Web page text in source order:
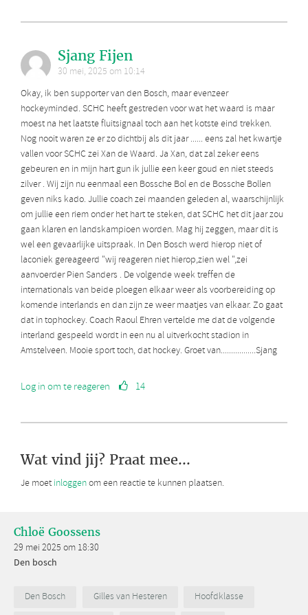
Sjang Fijen
30 mei, 2025 om 10:14
Okay, ik ben supporter van den Bosch, maar evenzeer
hockeyminded. SCHC heeft gestreden voor wat het waard is maar
moest na het laatste fluitsignaal toch aan het kotste eind trekken.
Nog nooit waren ze er zo dichtbij als dit jaar ...... eens zal het kwartje
vallen voor SCHC zei Xan de Waard. Ja Xan, dat zal zeker eens
gebeuren en in mijn hart gun ik jullie een keer goud en niet steeds
zilver . Wij zijn nu eenmaal een Bossche Bol en de Bossche Bollen
geven niks kado. Jullie coach zei maanden geleden al, waarschijnlijk
om jullie een riem onder het hart te steken, dat SCHC het dit jaar zou
gaan klaren en landskampioen worden. Mag hij zeggen, maar dit is
wel een gevaarlijke uitspraak. In Den Bosch werd hierop niet of
laconiek gereageerd "wij reageren niet hierop,zien wel ",zei
aanvoerder Pien Sanders . De volgende week treffen de
internationals van beide ploegen elkaar weer als voorbereiding op
komende interlands en dan zijn ze weer maatjes van elkaar. Zo gaat
dat in tophockey. Coach Raoul Ehren vertelde me dat de volgende
interland gespeeld wordt in een nu al uitverkocht stadion in
Amstelveen. Mooie sport toch, dat hockey. Groet van.................Sjang
Log in om te reageren 14
Wat vind jij? Praat mee...
Je moet inloggenom een reactie te kunnen plaatsen.
Chloë Goossens
29 mei 2025 om 18:30
Den bosch
Den Bosch Gilles van Hesteren
Hoofdklasse